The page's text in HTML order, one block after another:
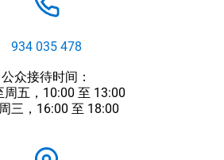
934 035 478
公众接待时间：
周五，10:00 至 13:00
三，16:00 至 18:00